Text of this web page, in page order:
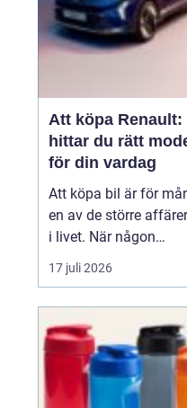
Att köpa Renault:
hittar du rätt
för din vardag
Att köpa bil är för
en av de större
i livet. När någon
funderar på att köpa
Renault Skåne
17 juli 2026